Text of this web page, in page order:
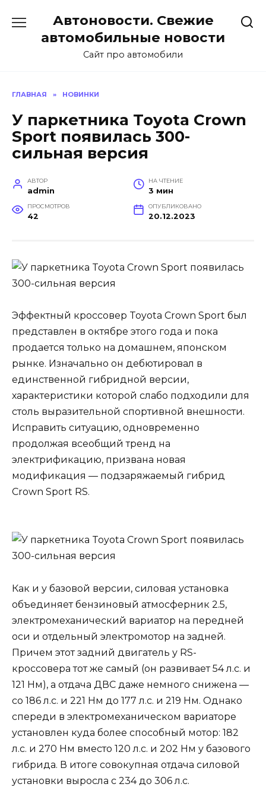
содержанию
Автоновости. Свежие
автомобильные новости
Сайт про автомобили
ГЛАВНАЯ » НОВИНКИ
У паркетника Toyota Crown
Sport появилась 300-
сильная версия
АВТОР
admin
НА ЧТЕНИЕ
3 мин
ПРОСМОТРОВ
42
ОПУБЛИКОВАНО
20.12.2023
Эффектный кроссовер Toyota Crown Sport был
представлен в октябре этого года и пока
продается только на домашнем, японском
рынке. Изначально он дебютировал в
единственной гибридной версии,
характеристики которой слабо подходили для
столь выразительной спортивной внешности.
Исправить ситуацию, одновременно
продолжая всеобщий тренд на
электрификацию, призвана новая
модификация — подзаряжаемый гибрид
Crown Sport RS.
Как и у базовой версии, силовая установка
объединяет бензиновый атмосферник 2.5,
электромеханический вариатор на передней
оси и отдельный электромотор на задней.
Причем этот задний двигатель у RS-
кроссовера тот же самый (он развивает 54 л.с. и
121 Нм), а отдача ДВС даже немного снижена —
со 186 л.с. и 221 Нм до 177 л.с. и 219 Нм. Однако
спереди в электромеханическом вариаторе
установлен куда более способный мотор: 182
л.с. и 270 Нм вместо 120 л.с. и 202 Нм у базового
гибрида. В итоге совокупная отдача силовой
установки выросла с 234 до 306 л.с.